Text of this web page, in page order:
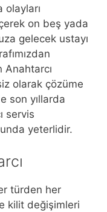
olayları
on beş yada
gelecek ustayı
Anahtarcı
olarak çözüme
son yıllarda
servis
yeterlidir.
türden her
kilit değişimleri